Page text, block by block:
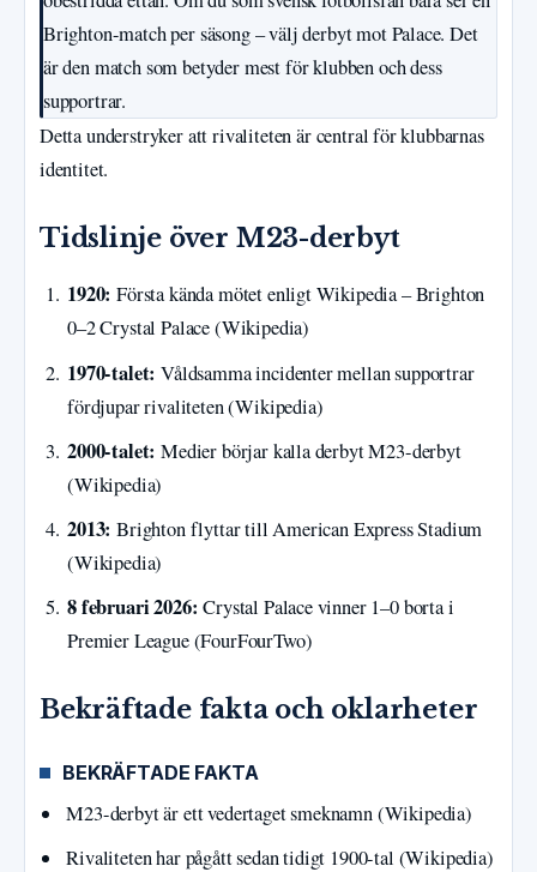
Brighton-match per säsong – välj derbyt mot Palace. Det
är den match som betyder mest för klubben och dess
supportrar.
Detta understryker att rivaliteten är central för klubbarnas
identitet.
Tidslinje över M23-derbyt
1920: Första kända mötet enligt Wikipedia – Brighton
0–2 Crystal Palace (Wikipedia)
1970-talet: Våldsamma incidenter mellan supportrar
fördjupar rivaliteten (Wikipedia)
2000-talet: Medier börjar kalla derbyt M23-derbyt
(Wikipedia)
2013: Brighton flyttar till American Express Stadium
(Wikipedia)
8 februari 2026: Crystal Palace vinner 1–0 borta i
Premier League (FourFourTwo)
Bekräftade fakta och oklarheter
BEKRÄFTADE FAKTA
M23-derbyt är ett vedertaget smeknamn (Wikipedia)
Rivaliteten har pågått sedan tidigt 1900-tal (Wikipedia)